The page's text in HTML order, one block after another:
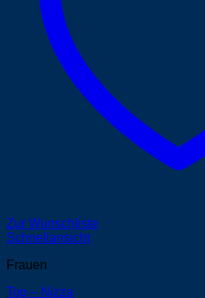
Zur Wunschliste
Schnellansicht
Frauen
Top – Nizza